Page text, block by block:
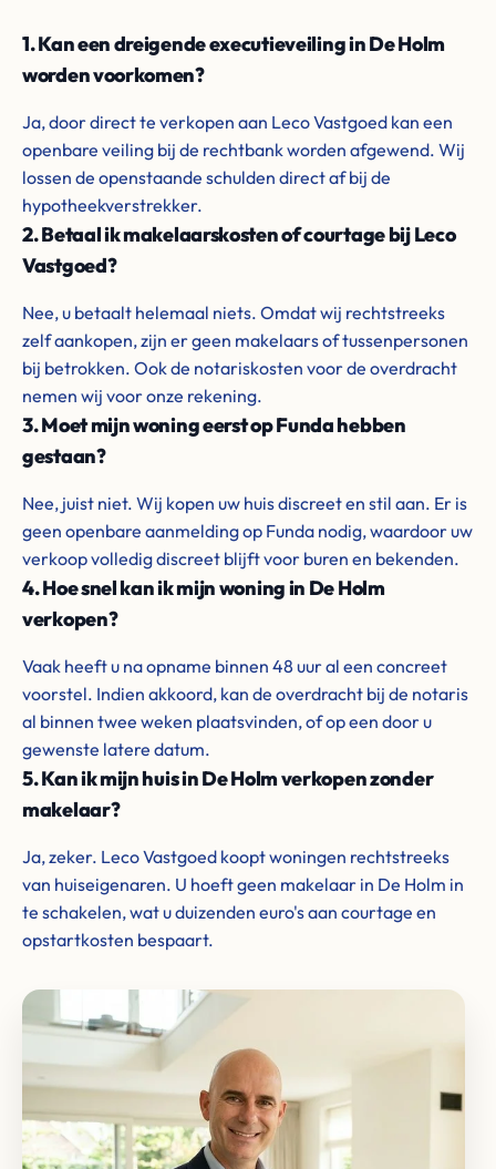
1. Kan een dreigende executieveiling in De Holm
worden voorkomen?
Ja, door direct te verkopen aan Leco Vastgoed kan een
openbare veiling bij de rechtbank worden afgewend. Wij
lossen de openstaande schulden direct af bij de
hypotheekverstrekker.
2. Betaal ik makelaarskosten of courtage bij Leco
Vastgoed?
Nee, u betaalt helemaal niets. Omdat wij rechtstreeks
zelf aankopen, zijn er geen makelaars of tussenpersonen
bij betrokken. Ook de notariskosten voor de overdracht
nemen wij voor onze rekening.
3. Moet mijn woning eerst op Funda hebben
gestaan?
Nee, juist niet. Wij kopen uw huis discreet en stil aan. Er is
geen openbare aanmelding op Funda nodig, waardoor uw
verkoop volledig discreet blijft voor buren en bekenden.
4. Hoe snel kan ik mijn woning in De Holm
verkopen?
Vaak heeft u na opname binnen 48 uur al een concreet
voorstel. Indien akkoord, kan de overdracht bij de notaris
al binnen twee weken plaatsvinden, of op een door u
gewenste latere datum.
5. Kan ik mijn huis in De Holm verkopen zonder
makelaar?
Ja, zeker. Leco Vastgoed koopt woningen rechtstreeks
van huiseigenaren. U hoeft geen makelaar in De Holm in
te schakelen, wat u duizenden euro's aan courtage en
opstartkosten bespaart.